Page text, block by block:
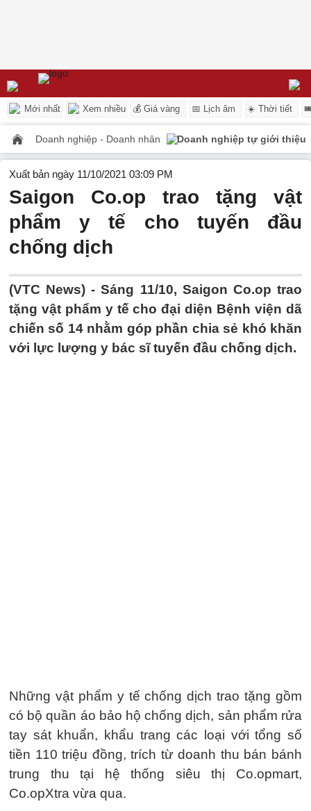
Mới nhất Xem nhiều 💰 Giá vàng 📅 Lịch âm ☀️ Thời tiết
Doanh nghiệp - Doanh nhân Doanh nghiệp tự giới thiệu
Xuất bản ngày 11/10/2021 03:09 PM
Saigon Co.op trao tặng vật
phẩm y tế cho tuyến đầu
chống dịch
(VTC News) -Sáng 11/10, Saigon Co.op trao
tặng vật phẩm y tế cho đại diện Bệnh viện dã
chiến số 14 nhằm góp phần chia sẻ khó khăn
với lực lượng y bác sĩ tuyến đầu chống dịch.
Những vật phẩm y tế chống dịch trao tặng gồm
có bộ quần áo bảo hộ chống dịch, sản phẩm rửa
tay sát khuẩn, khẩu trang các loại với tổng số
tiền 110 triệu đồng, trích từ doanh thu bán bánh
trung thu tại hệ thống siêu thị Co.opmart,
Co.opXtra vừa qua.